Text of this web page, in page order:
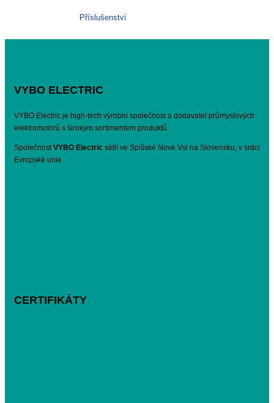
Příslušenství
VYBO ELECTRIC
VYBO Electric je high-tech výrobní společnost a dodavatel průmyslových
elektromotorů s širokým sortimentem produktů.
SpolečnostVYBO Electric sídlí ve Spišské Nové Vsi na Slovensku, v srdci
Evropské unie.
CERTIFIKÁTY